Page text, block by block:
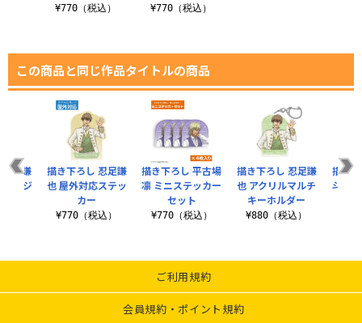
¥770（税込）
¥770（税込）
この商品と同じ作品タイトルの商品
描き下ろし 平古場
凛 ミニステッカー
セット
¥770（税込）
描き下ろし 忍足謙
也 アクリルマルチ
キーホルダー
¥880（税込）
描き
斗 屋
足謙
ッジ
描き下ろし 忍足謙
也 屋外対応ステッ
カー
¥770（税込）
ご利用規約
会員規約・ポイント規約